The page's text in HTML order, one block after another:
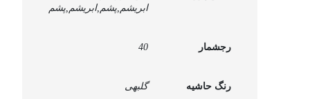
ابریشم,پشم,ابریشم,پشم
رجشمار 40
رنگ حاشیه گلبهی